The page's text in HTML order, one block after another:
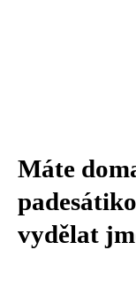
Máte
vydělat